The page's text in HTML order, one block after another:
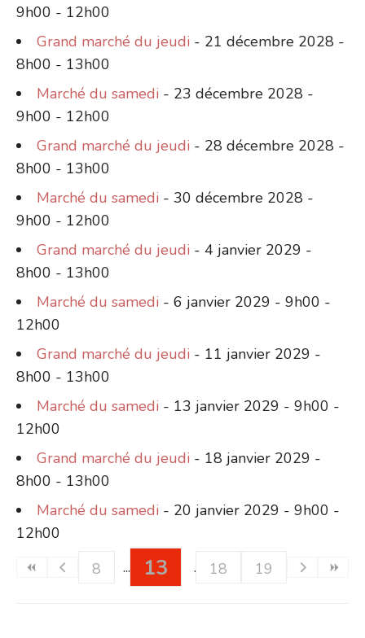
9h00 - 12h00
Grand marché du jeudi - 21 décembre 2028 -
8h00 - 13h00
Marché du samedi - 23 décembre 2028 -
9h00 - 12h00
Grand marché du jeudi - 28 décembre 2028 -
8h00 - 13h00
Marché du samedi - 30 décembre 2028 -
9h00 - 12h00
Grand marché du jeudi - 4 janvier 2029 -
8h00 - 13h00
Marché du samedi - 6 janvier 2029 - 9h00 -
12h00
Grand marché du jeudi - 11 janvier 2029 -
8h00 - 13h00
Marché du samedi - 13 janvier 2029 - 9h00 -
12h00
Grand marché du jeudi - 18 janvier 2029 -
8h00 - 13h00
Marché du samedi - 20 janvier 2029 - 9h00 -
12h00
8
13 18 19